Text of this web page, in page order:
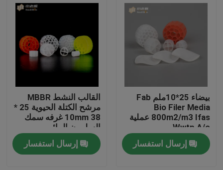
معلومات عنا
جولة في المعمل
مراقبة الجودة
اتصل بنا
مدونة
بيضاء 25*10ملم Fab
Bio Filer Media
800m2/m3 Ifas عملية
Wwtp A/o
إرسال استفسار
القالب النشط MBBR
مرشح الكتلة الحيوية 25 *
10mm 38 غرفه سمك
السلمون المائي
إرسال استفسار